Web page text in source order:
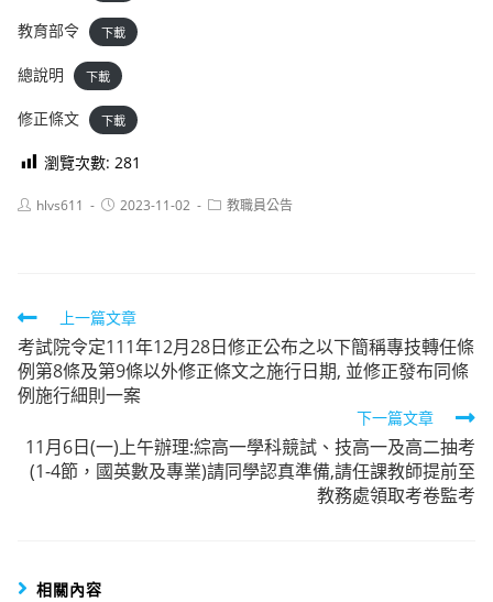
教育部令 下載
總說明 下載
修正條文 下載
瀏覽次數: 281
Posthlvs611
Post2023-11-02
Post教職員公告
Read
more
articles
上一篇文章
考試院令定111年12月28日修正公布之以下簡稱專技轉任條
例第8條及第9條以外修正條文之施行日期, 並修正發布同條
例施行細則一案
下一篇文章
11月6日(一)上午辦理:綜高一學科競試、技高一及高二抽考
(1-4節，國英數及專業)請同學認真準備,請任課教師提前至
教務處領取考卷監考
相關內容